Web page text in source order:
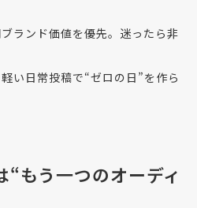
ランド価値を優先。迷ったら非
い日常投稿で“ゼロの日”を作ら
もう一つのオーディ